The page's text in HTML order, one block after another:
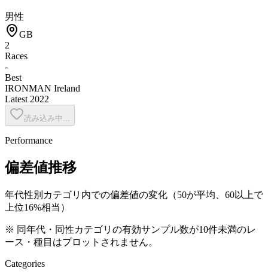
男性
GB
2
Races
-
Best
IRONMAN Ireland
Latest 2022
読み込み中...
Performance
偏差値推移
年代性別カテゴリ内での偏差値の変化（50が平均、60以上で
上位16%相当）
※ 同年代・同性カテゴリの有効サンプル数が10件未満のレ
ース・種目はプロットされません。
Categories